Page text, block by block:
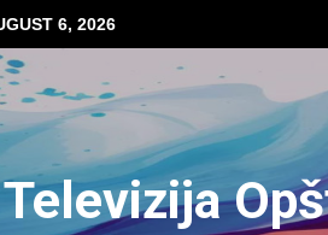
6, 2026